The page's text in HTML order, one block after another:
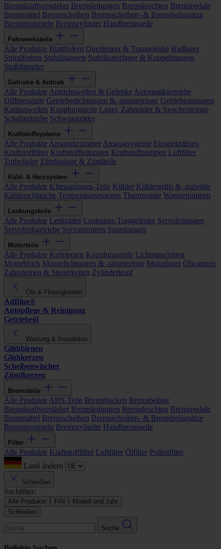
Bremskraftverstärker Bremsleitungen Bremsleuchten Bremspedale
Bremssättel Bremsscheiben Bremsscheiben- & Bremsbelagsätze
Bremstrommeln Bremszylinder Handbremsseile
Fahrwerksteile
Alle Produkte Blattfedern Querlenker & Traggelenke Radlager
Spiralfedern Stabilisatoren Stabilisatorlager & Koppelstangen
Stoßdämpfer
Getriebe & Antrieb
Alle Produkte Antriebswellen & Gelenke Automatikgetriebe
Differenziale Getriebedichtungen & -simmerringe Getriebesensoren
Kardanwellen Kupplungsteile Lager, Zahnräder & Synchronringe
Schaltgetriebe Schwungräder
Kraftstoffsysteme
Alle Produkte Ansaugkrümmer Ansaugsysteme Einspritzdüsen
Kraftstofffilter Kraftstoffleitungen Kraftstoffpumpen Luftfilter
Turbolader Zündanlage & Zündteile
Kühl- & Heizsystem
Alle Produkte Klimaanlagen-Teile Kühler Kühlergrills & -zubehör
Kühlerschläuche Temperatursensoren Thermostate Wasserpumpen
Lenkungsteile
Alle Produkte Lenkräder Lenkungs-Traggelenke Servoleitungen
Servolenkgetriebe Servopumpen Spurstangen
Motorteile
Alle Produkte Keilriemen Kupplungsteile Lichtmaschinen
Motorblock Motordichtungen & -simmeringe Motorlager Ölwannen
Zahnriemen & Steuerketten Zylinderkopf
Öle & Flüssigkeiten
AdBlue®
Autopflege & Reinigung
Getriebeöl
Wartung & Inspektion
Glühbirnen
Glühkerzen
Scheibenwischer
Zündkerzen
Bremsteile
Alle Produkte ABS-Teile Bremsbacken Bremsbeläge
Bremskraftverstärker Bremsleitungen Bremsleuchten Bremspedale
Bremssättel Bremsscheiben Bremsscheiben- & Bremsbelagsätze
Bremstrommeln Bremszylinder Handbremsseile
Filter
Alle Produkte Kraftstofffilter Luftfilter Ölfilter Pollenfilter
Land ändern
Schließen
Suchfilter:
Alle Produkte FIN
Modell und Jahr
Schließen
Suche